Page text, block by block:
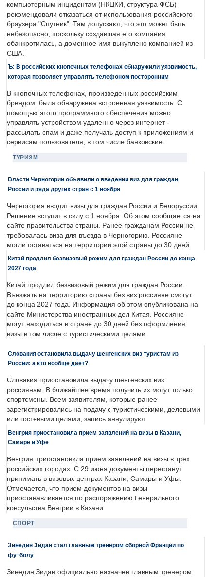
компьютерным инцидентам (НКЦКИ, структура ФСБ)
рекомендовали отказаться от использования российского
браузера "Спутник". Там допускают, что это может быть
небезопасно, поскольку создавшая его компания
обанкротилась, а доменное имя выкуплено компанией из
США.
Ъ: В российских кнопочных телефонах обнаружили уязвимость,
которая позволяет управлять телефоном посторонним
В кнопочных телефонах, произведенных российским
брендом, была обнаружена встроенная уязвимость. С
помощью этого программного обеспечения можно
управлять устройством удаленно через интернет -
рассылать спам и даже получать доступ к приложениям и
сервисам пользователя, в том числе банковские.
ТУРИЗМ
Власти Черногории объявили о введении виз для граждан
России и ряда других стран с 1 ноября
Черногория вводит визы для граждан России и Белоруссии.
Решение вступит в силу с 1 ноября. Об этом сообщается на
сайте правительства страны. Ранее гражданам России не
требовалась виза для въезда в Черногорию. Россияне
могли оставаться на территории этой страны до 30 дней.
Китай продлил безвизовый режим для граждан России до конца
2027 года
Китай продлил безвизовый режим для граждан России.
Въезжать на территорию страны без виз россияне смогут
до конца 2027 года. Информация об этом опубликована на
сайте Министерства иностранных дел Китая. Россияне
могут находиться в стране до 30 дней без оформления
визы в том числе с туристическими целями.
Словакия остановила выдачу шенгенских виз туристам из
России: а кто вообще дает?
Словакия приостановила выдачу шенгенских виз
россиянам. В ближайшее время получить их могут только
спортсмены. Всем заявителям, которые ранее
зарегистрировались на подачу с туристическими, деловыми
или гостевыми целями, запись аннулируют.
Венгрия приостановила прием заявлений на визы в Казани,
Самаре и Уфе
Венгрия приостановила прием заявлений на визы в трех
российских городах. С 29 июня документы перестанут
принимать в визовых центрах Казани, Самары и Уфы.
Отмечается, что прием документов на визы
приостанавливается по распоряжению Генерального
консульства Венгрии в Казани.
СПОРТ
Зинедин Зидан стал главным тренером сборной Франции по
футболу
Зинедин Зидан официально назначен главным тренером